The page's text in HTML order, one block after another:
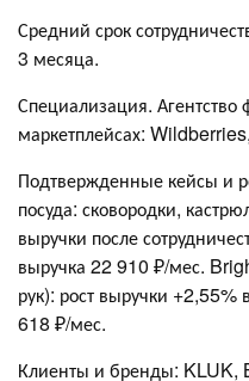
Средний срок
3 месяца.
Специализация. Агентство
маркетплейсах:
Подтвержденные кейсы и
посуда: сковородки,
выручки после
выручка 22 910 ₽/мес.
рук): рост выручки
618 ₽/мес.
Клиенты и бренды: KLUK,